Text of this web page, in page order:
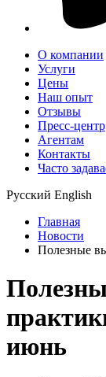
О компании
Услуги
Цены
Наш опыт
Отзывы
Пресс-центр
Агентам
Контакты
Часто
Русский English
Главная
Новости
Полезные
июнь